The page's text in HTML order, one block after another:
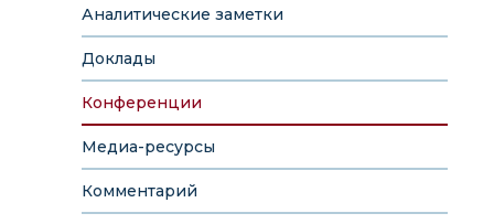
Аналитические заметки
Доклады
Конференции
Медиа-ресурсы
Комментарий